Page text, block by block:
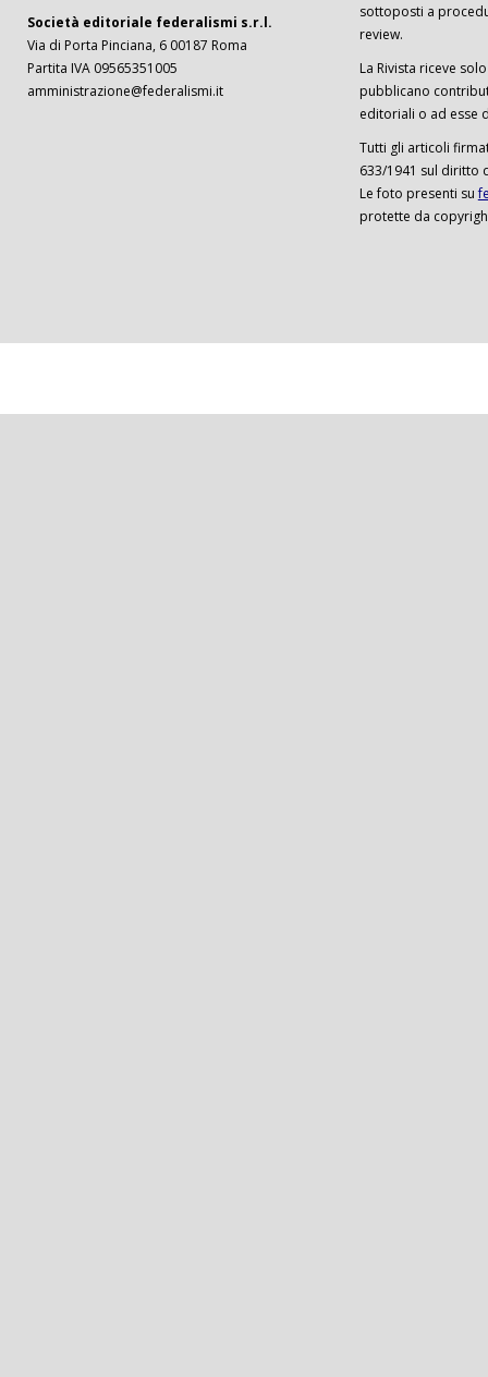
Società editoriale federalismi s.r.l.
Via di Porta Pinciana, 6 00187 Roma
Partita IVA 09565351005
amministrazione@federalismi.it
sottoposti a
review.
La Rivista riceve
pubblicano
editoriali o ad esse
Tutti gli articoli
633/1941 sul diritto
Le foto presenti su
protette da